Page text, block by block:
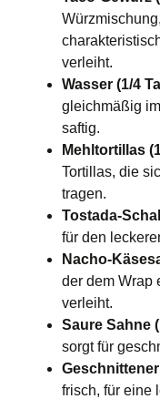
verleiht.
Wasser (1/4
gleichmäßig
saftig.
Mehltortillas
Tortillas, die
tragen.
Tostada-
für den
Nacho-
der dem Wrap
verleiht.
Saure Sahne
sorgt für
frisch, für eine